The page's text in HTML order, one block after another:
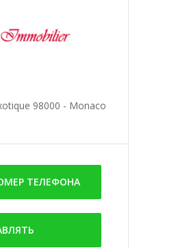
98000 - Monaco
ТЕЛЕФОНА